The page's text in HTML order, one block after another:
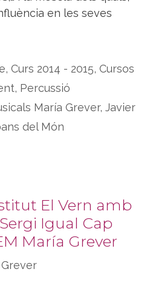
en les seves
, Curs 2014 - 2015, Cursos
, Percussió
María Grever, Javier
del Món
El Vern amb
Igual Cap
María Grever